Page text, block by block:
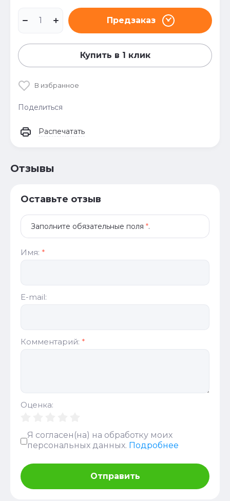
Предзаказ
Купить в 1 клик
В избранное
Поделиться
Распечатать
Отзывы
Оставьте отзыв
Заполните обязательные поля *.
Имя: *
E-mail:
Комментарий: *
Оценка:
Я согласен(на) на обработку моих
персональных данных. Подробнее
Отправить